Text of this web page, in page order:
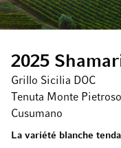
2025
Grillo Sicilia DOC
Tenuta Monte Pietroso
Cusumano
La variété blanche